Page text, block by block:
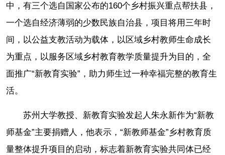
中，有三个选自国家公布的160个乡村振兴重点帮扶县，
一个选自经济薄弱的少数民族自治县，项目将用三年时
间，以公益支教活动为载体，以区域乡村教师生命成长
为重点，以服务区域乡村教育教学质量提升为目的，全
面推广“新教育实验”，助力师生过一种幸福完整的教育生
活。
苏州大学教授、新教育实验发起人朱永新作为“新教
师基金”主要捐赠人，他表示，“新教师基金”乡村教育质
量整体提升项目的启动，标志着新教育实验共同体已经